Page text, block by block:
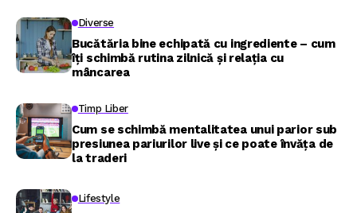
Diverse
Bucătăria bine echipată cu ingrediente – cum
îți schimbă rutina zilnică și relația cu
mâncarea
Timp Liber
Cum se schimbă mentalitatea unui parior sub
presiunea pariurilor live și ce poate învăța de
la traderi
Lifestyle